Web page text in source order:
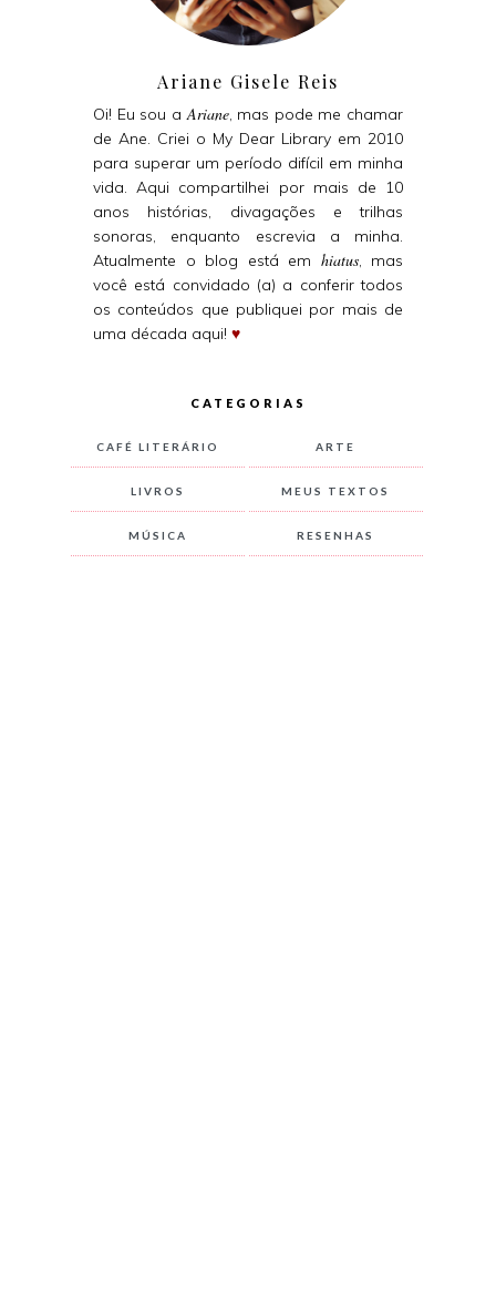
Ariane Gisele Reis
Oi! Eu sou aAriane, mas pode me chamar
de Ane. Criei o My Dear Library em 2010
para superar um período difícil em minha
vida. Aqui compartilhei por mais de 10
anos histórias, divagações e trilhas
sonoras, enquanto escrevia a minha.
Atualmente o blog está em hiatus, mas
você está convidado (a) a conferir todos
os conteúdos que publiquei por mais de
uma década aqui! ♥
CATEGORIAS
CAFÉ LITERÁRIO ARTE
LIVROS MEUS TEXTOS
MÚSICA RESENHAS